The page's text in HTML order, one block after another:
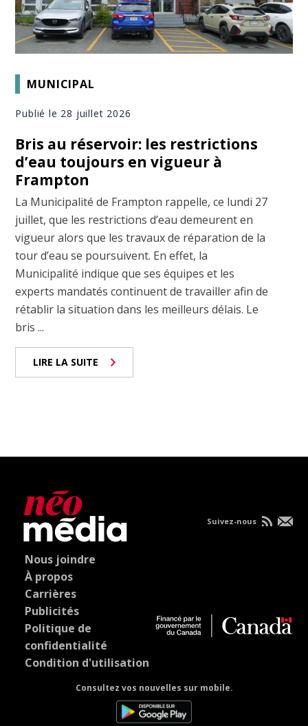
MUNICIPAL
Publié le 28 juillet 2026
Bris au réservoir: les restrictions
d’eau toujours en vigueur à
Frampton
La Municipalité de Frampton rappelle, ce lundi 27
juillet, que les restrictions d’eau demeurent en
vigueur alors que les travaux de réparation de la
tour d’eau se poursuivent. En effet, la
Municipalité indique que ses équipes et les
experts mandatés continuent de travailler afin de
rétablir la situation dans les meilleurs délais. Le
bris ...
LIRE LA SUITE
Nous joindre
À propos
Carrières
Publicités
Politique de
confidentialité
Condition d'utilisation
Consultez vos nouvelles sur mobile.
Suivez-nous